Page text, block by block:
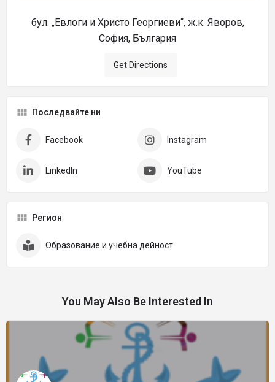
бул. „Евлоги и Христо Георгиеви“, ж.к. Яворов,
София, България
Get Directions
Последвайте ни
Facebook Instagram
LinkedIn YouTube
Регион
Образование и учебна дейност
You May Also Be Interested In